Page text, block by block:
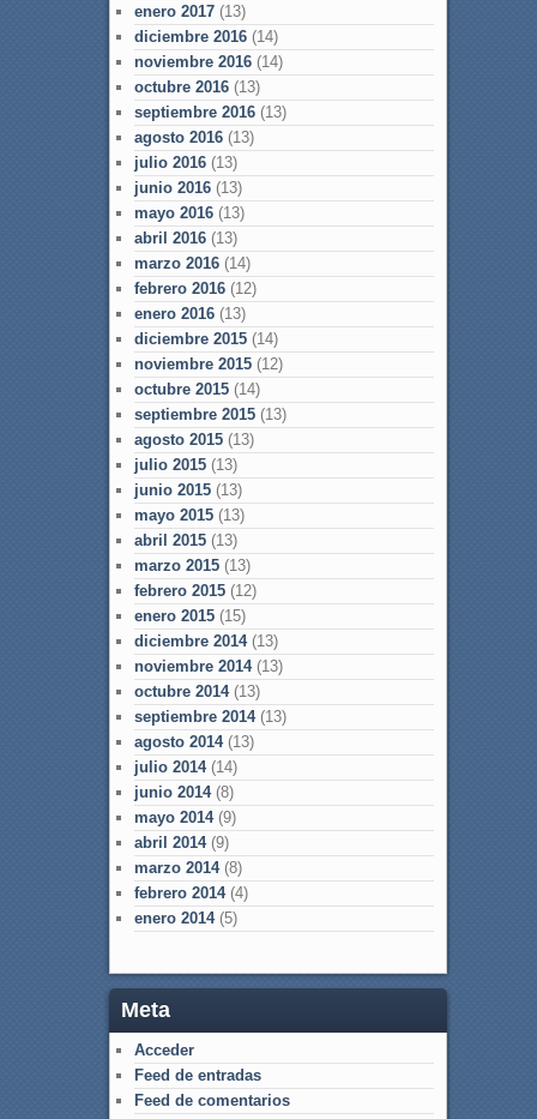
enero 2017(13)
diciembre 2016(14)
noviembre 2016(14)
octubre 2016(13)
septiembre 2016(13)
agosto 2016(13)
julio 2016(13)
junio 2016(13)
mayo 2016(13)
abril 2016(13)
marzo 2016(14)
febrero 2016(12)
enero 2016(13)
diciembre 2015(14)
noviembre 2015(12)
octubre 2015(14)
septiembre 2015(13)
agosto 2015(13)
julio 2015(13)
junio 2015(13)
mayo 2015(13)
abril 2015(13)
marzo 2015(13)
febrero 2015(12)
enero 2015(15)
diciembre 2014(13)
noviembre 2014(13)
octubre 2014(13)
septiembre 2014(13)
agosto 2014(13)
julio 2014(14)
junio 2014(8)
mayo 2014(9)
abril 2014(9)
marzo 2014(8)
febrero 2014(4)
enero 2014(5)
Meta
Acceder
Feed de entradas
Feed de comentarios